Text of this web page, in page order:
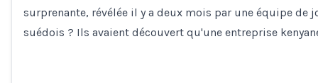
surprenante, révélée il y a deux mois par une équipe
suédois ? Ils avaient découvert qu'une entreprise